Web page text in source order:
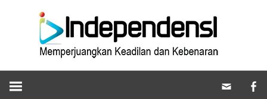
Memperjuangkan
Keadilan